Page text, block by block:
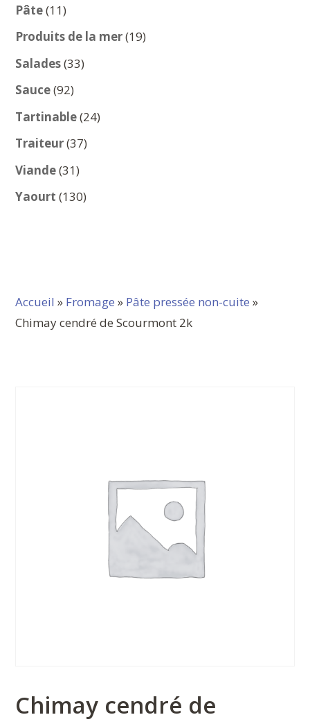
Pâte 1111
produits
Produits de la mer 1919
Salades 3333
Sauce 9292
produits
Tartinable 2424
Traiteur 3737
Viande 3131
produits
Yaourt 130130
Accueil » Fromage » Pâte pressée non-cuite »
Chimay cendré de Scourmont 2k
Chimay cendré de